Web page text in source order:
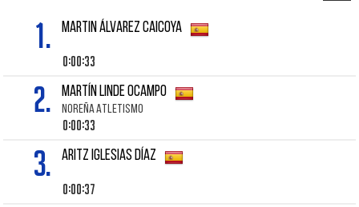
1. MARTIN ÁLVAREZ CAICOYA
0:00:33
2. MARTÍN LINDE OCAMPO
NOREÑA ATLETISMO
0:00:33
3. ARITZ IGLESIAS DÍAZ
0:00:37